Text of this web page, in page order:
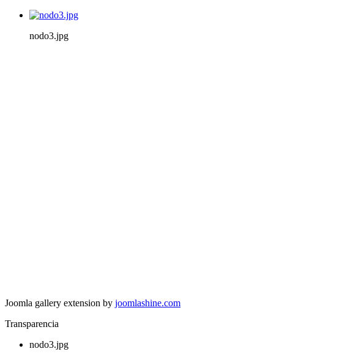
nodo3.jpg
Joomla gallery extension by joomlashine.com
Transparencia
nodo3.jpg